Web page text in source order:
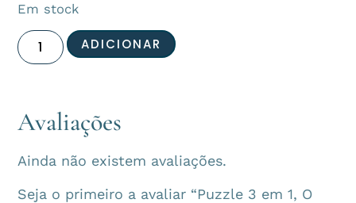
Em stock
ADICIONAR
Avaliações
Ainda não existem avaliações.
Seja o primeiro a avaliar “Puzzle 3 em 1, O